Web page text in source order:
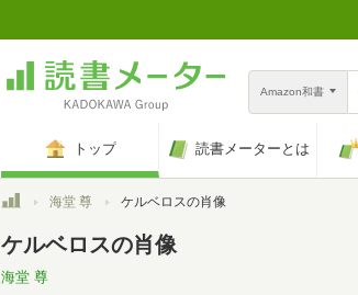
Amazon和書
トップ 読書メーターとは
トップ海堂 尊 ケルベロスの肖像
ケルベロスの肖像
海堂 尊